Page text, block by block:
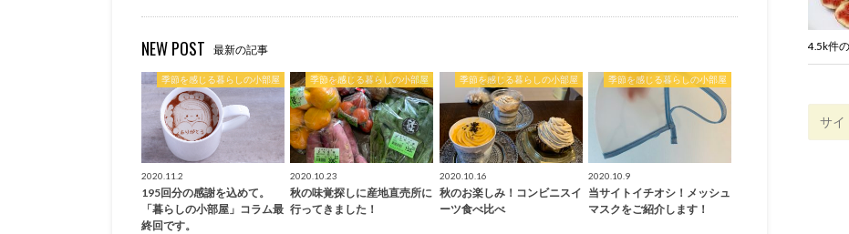
NEW POST 最新の記事
季節を感じる暮らしの小部屋
2020.11.2
195回分の感謝を込めて。
「暮らしの小部屋」コラム最
終回です。
季節を感じる暮らしの小部屋
2020.10.23
秋の味覚探しに産地直売所に
行ってきました！
季節を感じる暮らしの小部屋
2020.10.16
秋のお楽しみ！コンビニスイ
ーツ食べ比べ
季節を感じる暮らしの小部屋
2020.10.9
当サイトイチオシ！メッシュ
マスクをご紹介します！
4.5k件